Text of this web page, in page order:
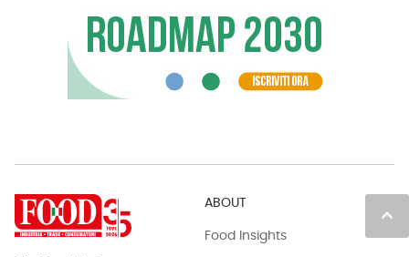
keyboard_arrow_up
ABOUT
Food Insights